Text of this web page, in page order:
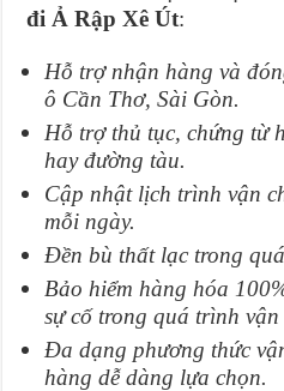
đi Ả Rập Xê Út:
Hỗ trợ nhận hàng và
ô Cần Thơ, Sài Gòn.
Hỗ trợ thủ tục, chứng từ
hay đường tàu.
Cập nhật lịch trình vận
mỗi ngày.
Đền bù thất lạc trong
Bảo hiểm hàng hóa
sự cố trong quá trình vận
Đa dạng phương thức
hàng dễ dàng lựa chọn.